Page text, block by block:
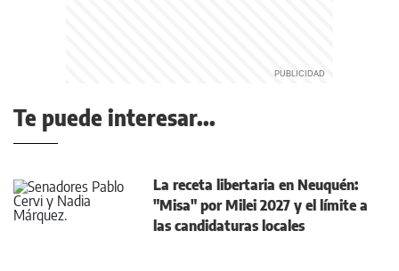
Te puede interesar...
La receta libertaria en Neuquén:
"Misa" por Milei 2027 y el límite a
las candidaturas locales